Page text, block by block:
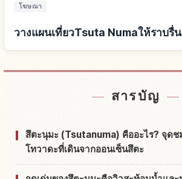
โฆษณา
วางแผนเที่ยวTsuta Numaให้ราบรื่น
สารบัญ
สึตะนุมะ (Tsutanuma) คืออะไร? จุดช
โทวาดะที่เดินจากออนเซ็นสึตะ